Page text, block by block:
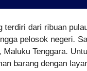
terdiri dari ribuan
pelosok negeri.
Maluku Tenggara.
barang dengan